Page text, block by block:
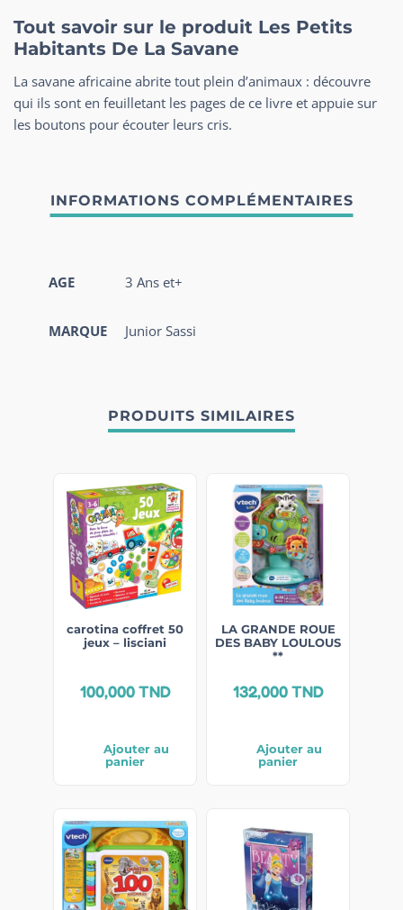
Tout savoir sur le produit Les Petits
Habitants De La Savane
La savane africaine abrite tout plein d’animaux : découvre
qui ils sont en feuilletant les pages de ce livre et appuie sur
les boutons pour écouter leurs cris.
AGE 3 Ans et+
MARQUE Junior Sassi
PRODUITS SIMILAIRES
carotina coffret 50
jeux – lisciani
100,000TND
Ajouter au
panier
LA GRANDE ROUE
DES BABY LOULOUS
**
132,000TND
Ajouter au
panier